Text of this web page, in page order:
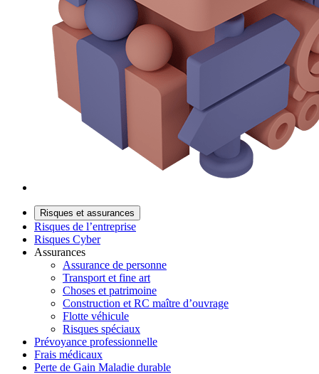
Risques et assurances
Risques de l’entreprise
Risques Cyber
Assurances
Assurance de personne
Transport et fine art
Choses et patrimoine
Construction et RC maître d’ouvrage
Flotte véhicule
Risques spéciaux
Prévoyance professionnelle
Frais médicaux
Perte de Gain Maladie durable